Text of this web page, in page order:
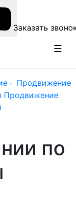
Заказать
☰
· Продвижение
Продвижение
по